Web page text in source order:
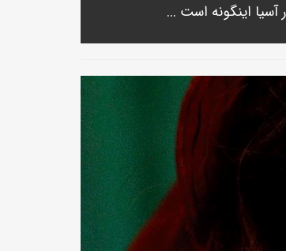
اینگونه است ...